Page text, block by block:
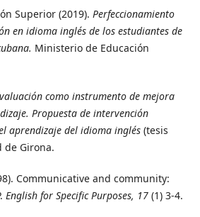
Superior (2019). Perfeccionamiento
en idioma inglés de los estudiantes de
Ministerio de Educación
como instrumento de mejora
Propuesta de intervención
aprendizaje del idioma inglés(tesis
de Girona.
Communicative and community:
English for Specific Purposes, 17 (1) 3-4.